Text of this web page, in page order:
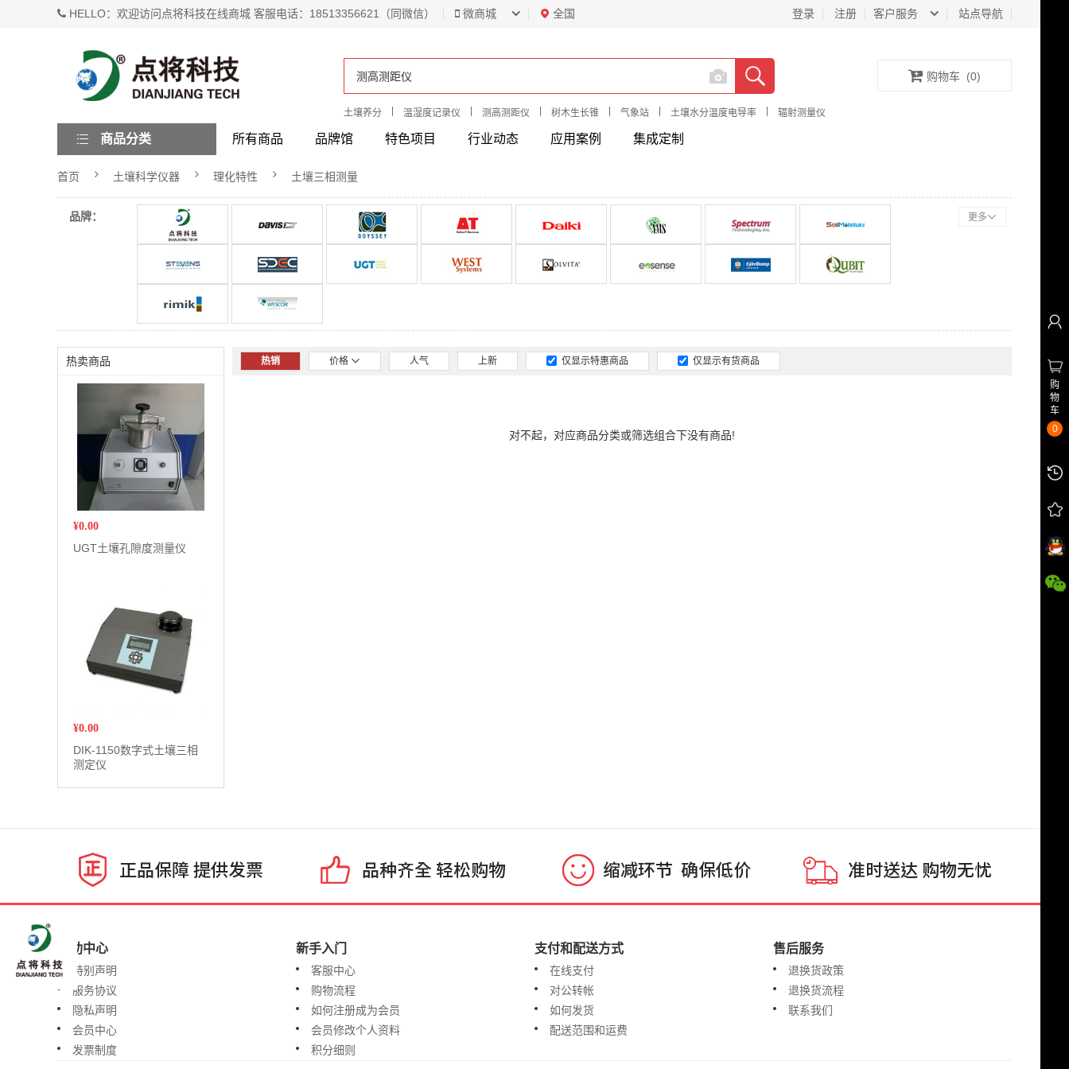
HELLO：欢迎访问点将科技在线商城 客服电话：18513356621（同微信） 微商城 全国 客户服务 站点导航
登录 注册
土壤养分 温湿度记录仪 测高测距仪 树木生长锥 气象站 土壤水分温度电导率 辐射测量仪
购物车 (0)
所有商品 品牌馆 特色项目 行业动态 应用案例 集成定制
商品分类
首页 土壤科学仪器 理化特性 土壤三相测量
品牌： 更多
热卖商品
¥0.00
UGT土壤孔隙度测量仪
¥0.00
DIK-1150数字式土壤三相
测定仪
热销 价格 人气 上新 仅显示特惠商品 仅显示有货商品
对不起，对应商品分类或筛选组合下没有商品!
购
物
车
0
帮助中心
特别声明
服务协议
隐私声明
会员中心
发票制度
新手入门
客服中心
购物流程
如何注册成为会员
会员修改个人资料
积分细则
支付和配送方式
在线支付
对公转帐
如何发货
配送范围和运费
售后服务
退换货政策
退换货流程
联系我们